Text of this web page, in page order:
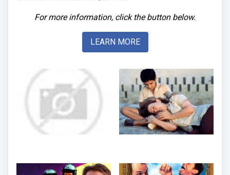
For more information, click the button below.
LEARN MORE